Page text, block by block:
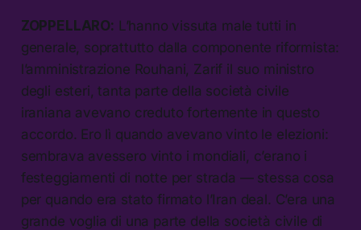
ZOPPELLARO: L’hanno vissuta male tutti in
generale, soprattutto dalla componente riformista:
l’amministrazione Rouhani, Zarif il suo ministro
degli esteri, tanta parte della società civile
iraniana avevano creduto fortemente in questo
accordo. Ero lì quando avevano vinto le elezioni:
sembrava avessero vinto i mondiali, c’erano i
festeggiamenti di notte per strada — stessa cosa
per quando era stato firmato l’Iran deal. C’era una
grande voglia di una parte della società civile di